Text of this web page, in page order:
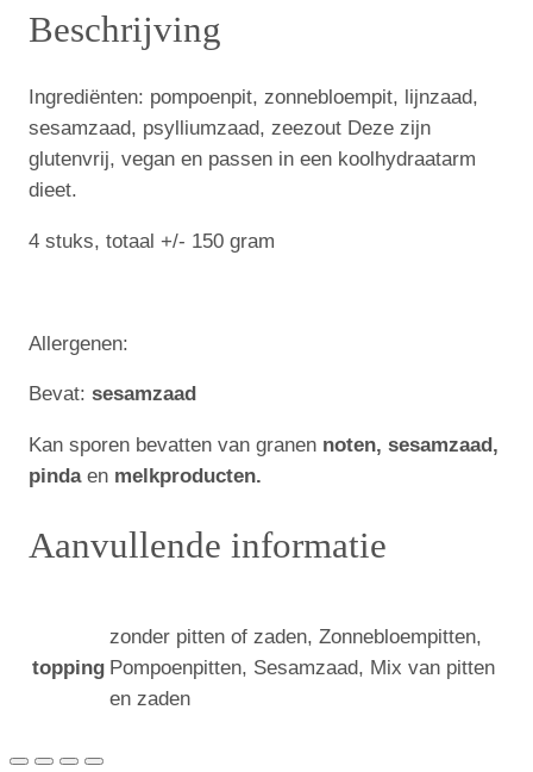
Beschrijving
Ingrediënten: pompoenpit, zonnebloempit, lijnzaad,
sesamzaad, psylliumzaad, zeezout Deze zijn
glutenvrij, vegan en passen in een koolhydraatarm
dieet.
4 stuks, totaal +/- 150 gram
Allergenen:
Bevat: sesamzaad
Kan sporen bevatten van granen noten, sesamzaad,
pindaen melkproducten.
Aanvullende informatie
topping
zonder pitten of zaden, Zonnebloempitten,
Pompoenpitten, Sesamzaad, Mix van pitten
en zaden